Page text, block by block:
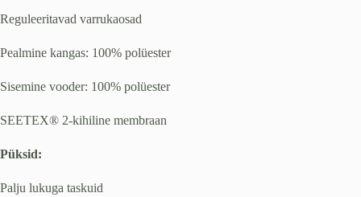
Reguleeritavad varrukaosad
Pealmine kangas: 100% polüester
Sisemine vooder: 100% polüester
SEETEX® 2-kihiline membraan
Püksid:
Palju lukuga taskuid